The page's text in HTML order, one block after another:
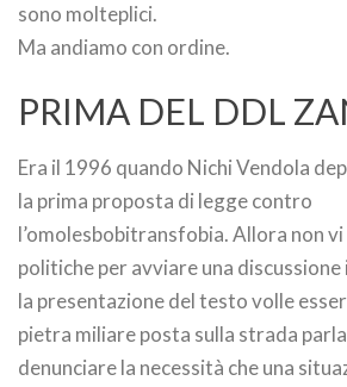
sono molteplici.
Ma andiamo con ordine.
PRIMA DEL DDL
Era il 1996 quando Nichi Vendola
la prima proposta di legge contro
l’omolesbobitransfobia. Allora non
politiche per avviare una
la presentazione del testo volle
pietra miliare posta sulla strada
denunciare la necessità che una